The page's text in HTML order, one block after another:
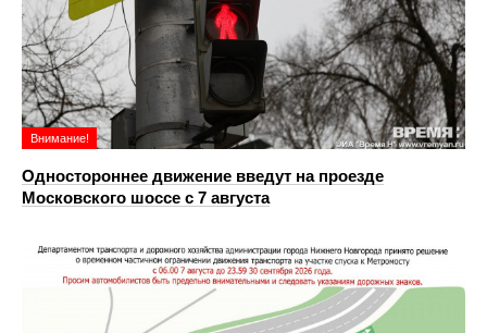
Внимание!
Одностороннее движение введут на проезде
Московского шоссе с 7 августа